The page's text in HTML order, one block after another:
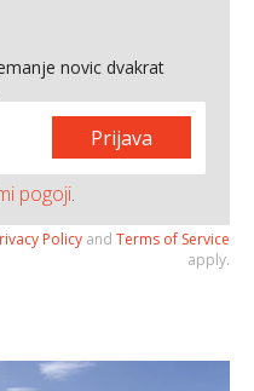
novic dvakrat
Prijava
pogoji.
Policy and Terms of Service
apply.